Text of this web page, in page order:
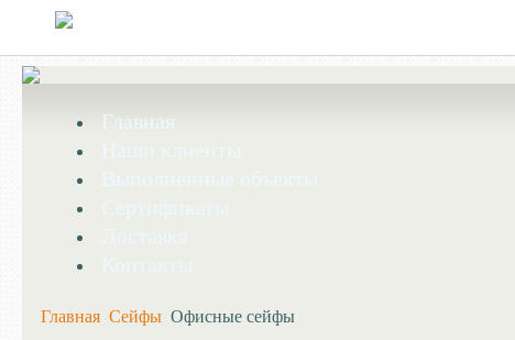
Главная
Главная Сейфы Офисные сейфы